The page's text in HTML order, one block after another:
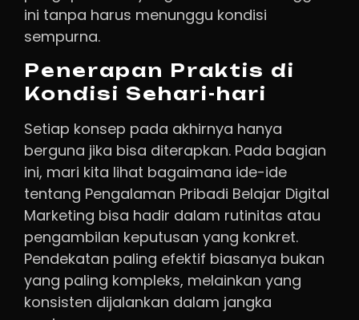
ini tanpa harus menunggu kondisi
sempurna.
Penerapan Praktis di
Kondisi Sehari-hari
Setiap konsep pada akhirnya hanya
berguna jika bisa diterapkan. Pada bagian
ini, mari kita lihat bagaimana ide-ide
tentang Pengalaman Pribadi Belajar Digital
Marketing bisa hadir dalam rutinitas atau
pengambilan keputusan yang konkret.
Pendekatan paling efektif biasanya bukan
yang paling kompleks, melainkan yang
konsisten dijalankan dalam jangka